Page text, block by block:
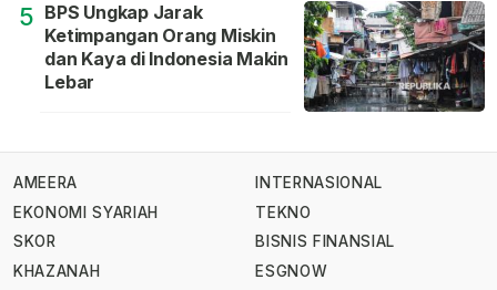
5 BPS Ungkap Jarak
Ketimpangan Orang Miskin
dan Kaya di Indonesia Makin
Lebar
AMEERA
EKONOMI SYARIAH
SKOR
KHAZANAH
INTERNASIONAL
TEKNO
BISNIS FINANSIAL
ESGNOW